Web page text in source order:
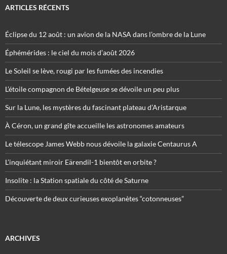
ARTICLES RÉCENTS
Éclipse du 12 août : un avion de la NASA dans l’ombre de la Lune
Éphémérides : le ciel du mois d’août 2026
Le Soleil se lève, rougi par les fumées des incendies
L’étoile compagnon de Bételgeuse se dévoile un peu plus
Sur la Lune, les mystères du fascinant plateau d’Aristarque
À Céron, un grand gîte accueille les astronomes amateurs
Le télescope James Webb nous dévoile la galaxie Centaurus A
L’inquiétant miroir Eärendil-1 bientôt en orbite ?
Insolite : la Station spatiale du côté de Saturne
Découverte de deux curieuses exoplanètes “cotonneuses”
ARCHIVES